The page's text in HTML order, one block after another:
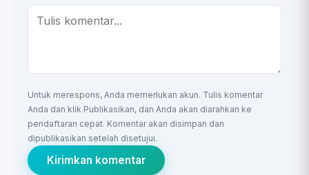
Untuk merespons, Anda memerlukan akun. Tulis komentar
Anda dan klik Publikasikan, dan Anda akan diarahkan ke
pendaftaran cepat. Komentar akan disimpan dan
dipublikasikan setelah disetujui.
Kirimkan komentar